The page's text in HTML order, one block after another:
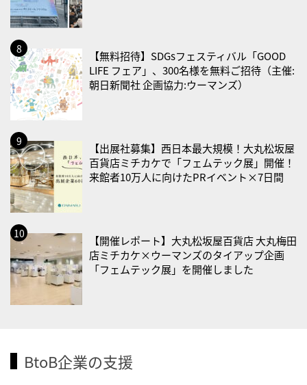
2026/09/01(火)
・がん征圧月間
・世界アルツハイマー月間
・健康増進普及月間
・歯ヂカラ探究月間
・職場の健康診断実施強化月間
・大腸がん検診の日
・防災の日
2026/09/02(水)
・がん征圧月間
・世界アルツハイマー月間
・健康増進普及月間
・歯ヂカラ探究月間
・職場の健康診断実施強化月間
2026/09/03(木)
・健康増進普及月間
【無料招待】SDGsフェスティバル「GOOD
LIFE フェア」、300名様を無料ご招待（主催:
朝日新聞社 企画協力:ウーマンズ）
【出展社募集】西日本最大規模！大丸松坂屋
百貨店ミチカケで「フェムテック展」開催！
来館者10万人に向けたPRイベント×7日間
【開催レポート】大丸松坂屋百貨店 大丸梅田
店ミチカケ×ウーマンズのタイアップ企画
「フェムテック展」を開催しました
BtoB企業の支援